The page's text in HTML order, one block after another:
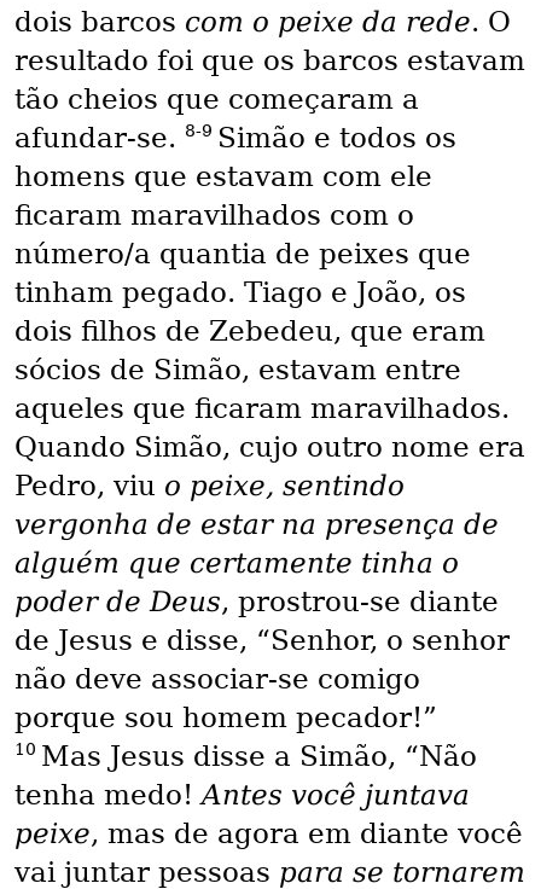
dois barcos com o peixe da rede. O
resultado foi que os barcos estavam
tão cheios que começaram a
afundar-se. 8-9 Simão e todos os
homens que estavam com ele
ficaram maravilhados com o
número/a quantia de peixes que
tinham pegado. Tiago e João, os
dois filhos de Zebedeu, que eram
sócios de Simão, estavam entre
aqueles que ficaram maravilhados.
Quando Simão, cujo outro nome era
Pedro, viu o peixe, sentindo
vergonha de estar na presença de
alguém que certamente tinha o
poder de Deus, prostrou-se diante
de Jesus e disse, “Senhor, o senhor
não deve associar-se comigo
porque sou homem pecador!”
10 Mas Jesus disse a Simão, “Não
tenha medo!Antes você juntava
peixe, mas de agora em diante você
vai juntar pessoas para se tornarem